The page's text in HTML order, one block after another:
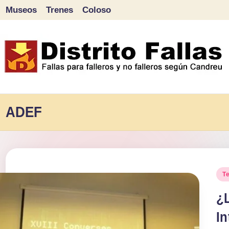
contenido
Museos Trenes Coloso
ADEF